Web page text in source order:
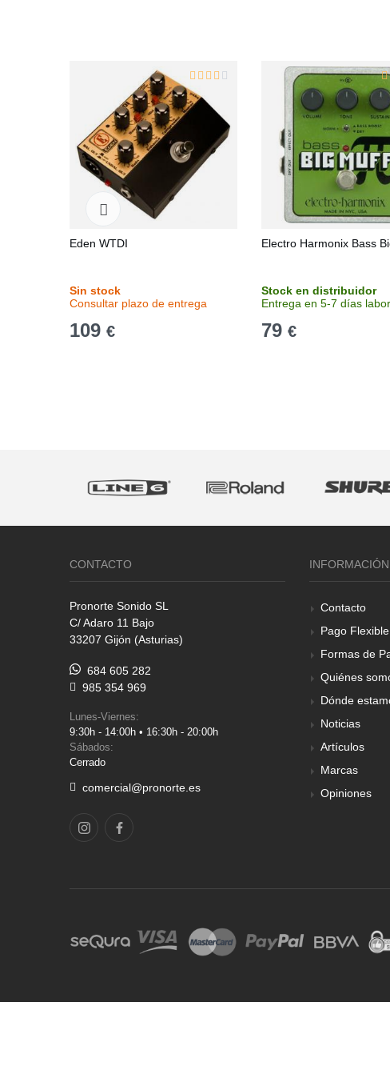
Eden WTDI
Sin stock
Consultar plazo de entrega
109 €
Electro Harmonix Bass
Stock en distribuidor
Entrega en 5-7 días
79 €
CONTACTO
Pronorte Sonido SL
C/ Adaro 11 Bajo
33207 Gijón (Asturias)
684 605 282
985 354 969
Lunes-Viernes:
9:30h - 14:00h • 16:30h - 20:00h
Sábados:
Cerrado
comercial@pronorte.es
INFORMACIÓN
Contacto
Pago
Formas de
Quiénes
Dónde
Noticias
Artículos
Marcas
Opiniones